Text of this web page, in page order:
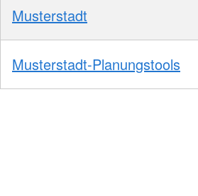
Musterstadt
Musterstadt-Planungstools